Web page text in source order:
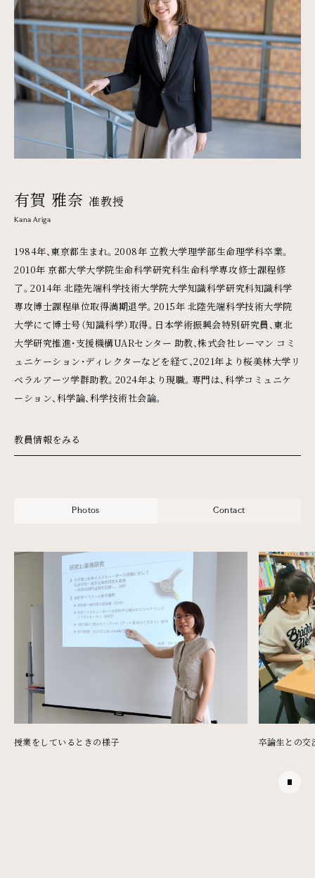
有賀 雅奈 准教授
Kana Ariga
1984年、東京都生まれ。2008年 立教大学理学部生命理学科卒業。
2010年 京都大学大学院生命科学研究科生命科学専攻修士課程修
了。2014年 北陸先端科学技術大学院大学知識科学研究科知識科学
専攻博士課程単位取得満期退学。2015年 北陸先端科学技術大学院
大学にて博士号（知識科学）取得。日本学術振興会特別研究員、東北
大学研究推進・支援機構UARセンター 助教、株式会社レーマン コミ
ュニケーション・ディレクターなどを経て、2021年より桜美林大学リ
ベラルアーツ学群助教。2024年より現職。専門は、科学コミュニケ
ーション、科学論、科学技術社会論。
教員情報をみる
Photos Contact
授業をしているときの様子 卒論生との交